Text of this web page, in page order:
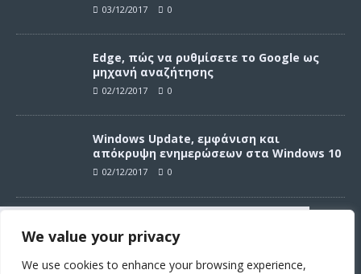
Συνεχίζοντας σε αυτό τον ιστότοπο
αποδέχεστε την χρήση των cookies
We value your privacy
We use cookies to enhance your browsing experience,
03/12/2017 0
Edge, πώς να ρυθμίσετε το Google ως
μηχανή αναζήτησης
02/12/2017 0
Windows Update, εμφάνιση και
απόκρυψη ενημερώσεων στα Windows 10
02/12/2017 0
ενημερώσεων στα Windows 10